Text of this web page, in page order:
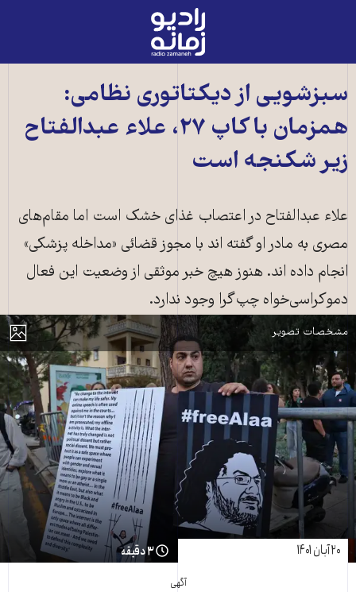
رادیو
زمانه
به
صفحه
اصلی
سبزشویی از دیکتاتوری نظامی:
همزمان با کاپ ۲۷، علاء عبدالفتاح
زیر شکنجه است
علاء عبدالفتاح در اعتصاب غذای خشک است اما مقام‌های
مصری به مادر او گفته اند با مجوز قضائی «مداخله پزشکی»
انجام داده اند. هنوز هیچ خبر موثقی از وضعیت این فعال
دموکراسی‌خواه چپ‌گرا وجود ندارد.
نمایش
مشخصات تصویر
اعتراض برای آزاد کردن علاء عبدالفتاح فعال مصری در بیروت، هفتم نوامبر ــ عکس:
ANWAR AMRO / AFP
۲۰ آبان ۱۴۰۱ ۳ دقیقه
آگهی